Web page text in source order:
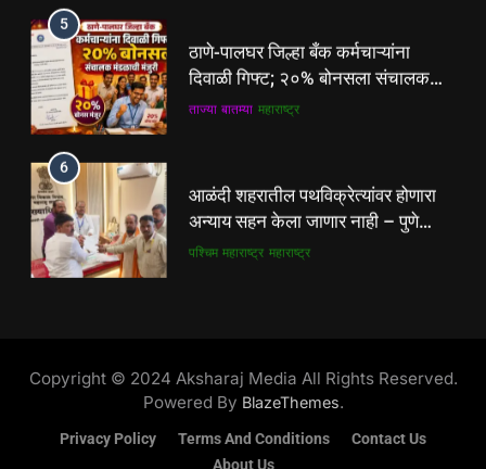
6
आळंदी शहरातील पथविक्रेत्यांवर होणारा
अन्याय सहन केला जाणार नाही – पुणे
जिल्हा अध्यक्ष सोनवणे
7
कल्याण फाटा सर्कलवर नियम धाब्यावर;
वॉर्डनकडून अवजड वाहनांकडून पैशांची
वसुलीचा आरोप
पश्चिम महाराष्ट्र महाराष्ट्र
5
ठाणे-पालघर जिल्हा बँक कर्मचाऱ्यांना
दिवाळी गिफ्ट; २०% बोनसला संचालक
मंडळाची मंजुरी
ताज्या बातम्या महाराष्ट्र
6
आळंदी शहरातील पथविक्रेत्यांवर होणारा
अन्याय सहन केला जाणार नाही – पुणे
जिल्हा अध्यक्ष सोनवणे
पश्चिम महाराष्ट्र महाराष्ट्र
वसुलीचा आरोप
महाराष्ट्र मुंबई / कोकण
Copyright © 2024 Aksharaj Media All Rights Reserved.
Powered By BlazeThemes.
Privacy Policy Terms And Conditions
Contact Us